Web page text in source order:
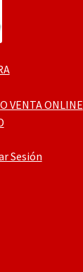
VENTA ONLINE
Sesión